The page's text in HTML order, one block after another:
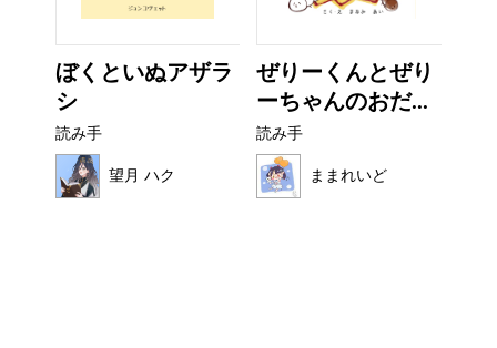
ぼくといぬアザラ
シ
読み手
望月 ハク
ぜりーくんとぜり
ーちゃんのおだ...
読み手
ままれいど